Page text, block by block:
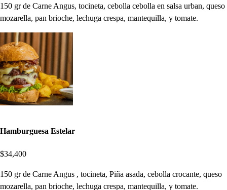
150 gr de Carne Angus, tocineta, cebolla cebolla en salsa urban, queso
mozarella, pan brioche, lechuga crespa, mantequilla, y tomate.
Hamburguesa Estelar
$34,400
150 gr de Carne Angus , tocineta, Piña asada, cebolla crocante, queso
mozarella, pan brioche, lechuga crespa, mantequilla, y tomate.